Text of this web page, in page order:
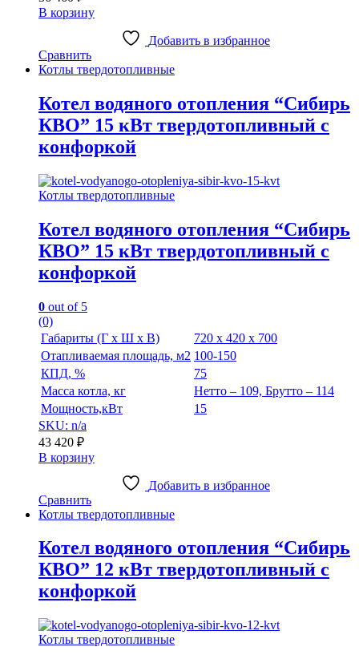
В корзину
Добавить в избранное
Сравнить
Котлы твердотопливные
Котел водяного отопления “Сибирь
КВО” 15 кВт твердотопливный с
конфоркой
Котлы твердотопливные
Котел водяного отопления “Сибирь
КВО” 15 кВт твердотопливный с
конфоркой
0 out of 5
(0)
Габариты (Г х Ш х В)
720 х 420 х 700
Отапливаемая площадь, м2 100-150
КПД, %
75
Масса котла, кг
Нетто – 109, Брутто – 114
Мощность,кВт
15
SKU: n/a
43 420 ₽
В корзину
Добавить в избранное
Сравнить
Котлы твердотопливные
Котел водяного отопления “Сибирь
КВО” 12 кВт твердотопливный с
конфоркой
Котлы твердотопливные